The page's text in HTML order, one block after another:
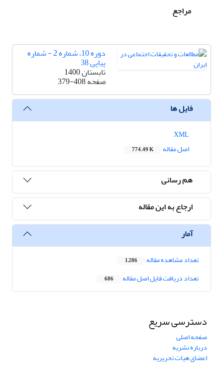
مراجع
دوره 10، شماره 2 - شماره
پیاپی 38
تابستان 1400
صفحه379-408
فایل ها
اصل مقاله
774.49 K
هم رسانی
ارجاع به این مقاله
آمار
تعداد مشاهده مقاله 1,286
تعداد دریافت فایل اصل مقاله 686
دسترسی سریع
صفحه اصلی
درباره نشریه
اعضای هیات تحریریه